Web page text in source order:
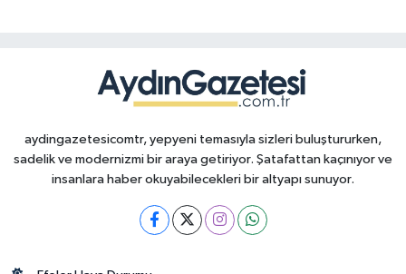
aydingazetesicomtr, yepyeni temasıyla sizleri buluştururken,
sadelik ve modernizmi bir araya getiriyor. Şatafattan kaçınıyor ve
insanlara haber okuyabilecekleri bir altyapı sunuyor.